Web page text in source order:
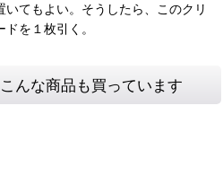
てもよい。そうしたら、このクリ
を１枚引く。
んな商品も買っています